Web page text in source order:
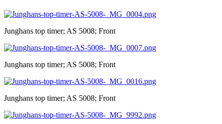
Junghans top timer; AS 5008; Front
Junghans top timer; AS 5008; Front
Junghans top timer; AS 5008; Front